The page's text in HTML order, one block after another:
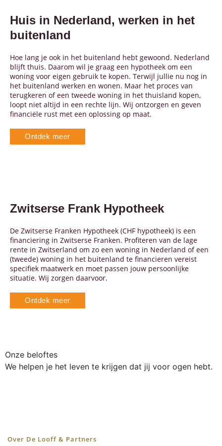
Huis in Nederland, werken in het
buitenland
Hoe lang je ook in het buitenland hebt gewoond. Nederland
blijft thuis. Daarom wil je graag een hypotheek om een
woning voor eigen gebruik te kopen. Terwijl jullie nu nog in
het buitenland werken en wonen. Maar het proces van
terugkeren of een tweede woning in het thuisland kopen,
loopt niet altijd in een rechte lijn. Wij ontzorgen en geven
financiële rust met een oplossing op maat.
Ontdek meer
Zwitserse Frank Hypotheek
De Zwitserse Franken Hypotheek (CHF hypotheek) is een
financiering in Zwitserse Franken. Profiteren van de lage
rente in Zwitserland om zo een woning in Nederland of een
(tweede) woning in het buitenland te financieren vereist
specifiek maatwerk en moet passen jouw persoonlijke
situatie. Wij zorgen daarvoor.
Ontdek meer
Onze beloftes
We helpen je het leven te krijgen dat jij voor ogen hebt.
Over De Looff & Partners